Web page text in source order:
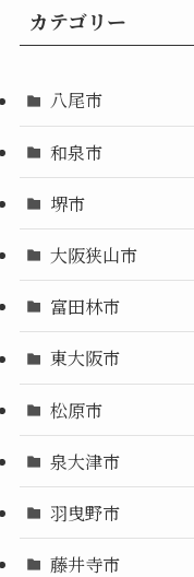
カテゴリー
八尾市
和泉市
堺市
大阪狭山市
富田林市
東大阪市
松原市
泉大津市
羽曳野市
藤井寺市